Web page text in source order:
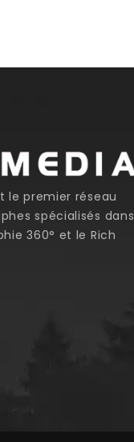
le premier réseau
spécialisés dans
360° et le Rich